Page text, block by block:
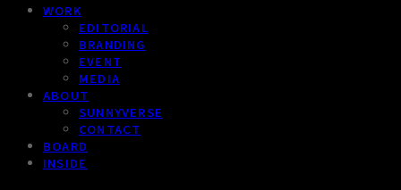
WORK
EDITORIAL
BRANDING
EVENT
MEDIA
ABOUT
SUNNYVERSE
CONTACT
BOARD
INSIDE